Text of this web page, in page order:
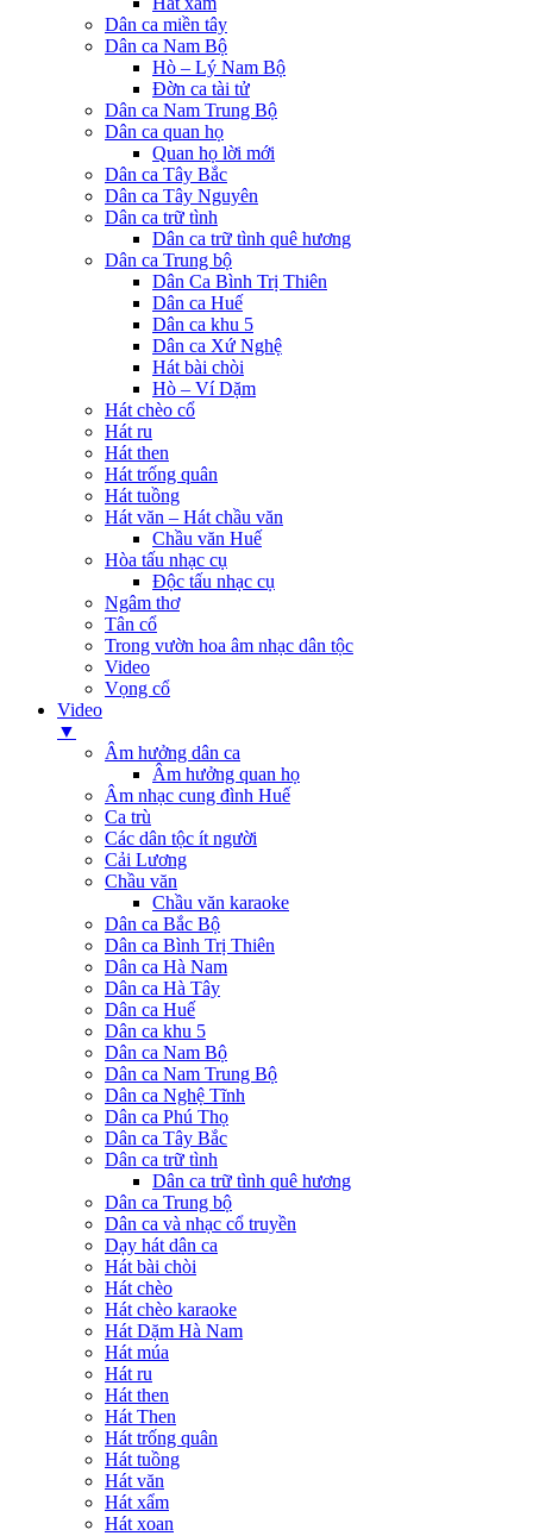
Dân ca miền tây
Dân ca Nam Bộ
Hò – Lý Nam Bộ
Đờn ca tài tử
Dân ca Nam Trung Bộ
Dân ca quan họ
Quan họ lời mới
Dân ca Tây Bắc
Dân ca Tây Nguyên
Dân ca trữ tình
Dân ca trữ tình quê hương
Dân ca Trung bộ
Dân Ca Bình Trị Thiên
Dân ca Huế
Dân ca khu 5
Dân ca Xứ Nghệ
Hát bài chòi
Hò – Ví Dặm
Hát chèo cổ
Hát ru
Hát then
Hát trống quân
Hát tuồng
Hát văn – Hát chầu văn
Chầu văn Huế
Hòa tấu nhạc cụ
Độc tấu nhạc cụ
Ngâm thơ
Tân cổ
Trong vườn hoa âm nhạc dân tộc
Video
Vọng cổ
Video
▼
Âm hưởng dân ca
Âm hưởng quan họ
Âm nhạc cung đình Huế
Ca trù
Các dân tộc ít người
Cải Lương
Chầu văn
Chầu văn karaoke
Dân ca Bắc Bộ
Dân ca Bình Trị Thiên
Dân ca Hà Nam
Dân ca Hà Tây
Dân ca Huế
Dân ca khu 5
Dân ca Nam Bộ
Dân ca Nam Trung Bộ
Dân ca Nghệ Tĩnh
Dân ca Phú Thọ
Dân ca Tây Bắc
Dân ca trữ tình
Dân ca trữ tình quê hương
Dân ca Trung bộ
Dân ca và nhạc cổ truyền
Dạy hát dân ca
Hát bài chòi
Hát chèo
Hát chèo karaoke
Hát Dặm Hà Nam
Hát múa
Hát ru
Hát then
Hát Then
Hát trống quân
Hát tuồng
Hát văn
Hát xẩm
Hát xoan